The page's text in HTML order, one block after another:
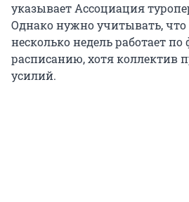
указывает Ассоциация
Однако нужно учитывать,
несколько недель работает
расписанию, хотя коллектив
усилий.